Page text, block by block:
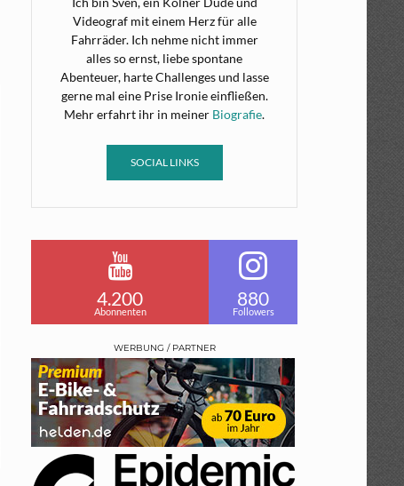
Videograf mit einem Herz für alle
Fahrräder. Ich nehme nicht immer
alles so ernst, liebe spontane
Abenteuer, harte Challenges und lasse
gerne mal eine Prise Ironie einfließen.
Mehr erfahrt ihr in meiner Biografie.
SOCIAL LINKS
4.200
Abonnenten
880
Followers
WERBUNG / PARTNER